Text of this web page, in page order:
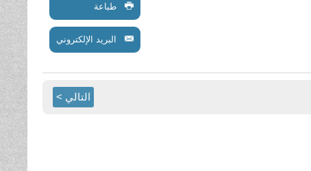
طباعة
البريد الإلكتروني
التالي >